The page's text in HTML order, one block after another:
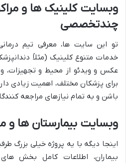
وبسایت کلینیک ها و
چندتخصصی
تو این سایت ها، معرفی تیم
خدمات متنوع کلینیک (مثلاً
عکس و ویدئو از محیط و تجهیزات،
برای پزشکان مختلف، اهمیت زیادی
باشن و به تمام نیازهای مراجعه
وبسایت بیمارستان ها و
اینجا دیگه با یه پروژه خیلی بزرگ
بیماران، اطلاعات کامل بخش